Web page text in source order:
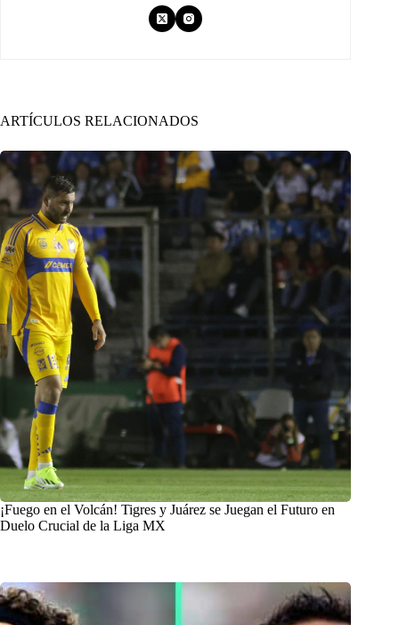
ARTÍCULOS RELACIONADOS
¡Fuego en el Volcán! Tigres y Juárez se Juegan el Futuro en
Duelo Crucial de la Liga MX